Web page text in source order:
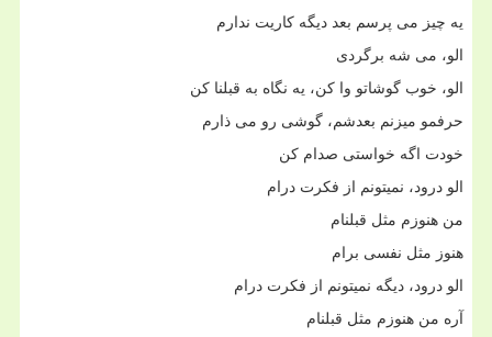
یه چیز می پرسم بعد دیگه کاریت ندارم
الو، می شه برگردی
الو، خوب گوشاتو وا کن، یه نگاه به قبلنا کن
حرفمو میزنم بعدشم، گوشی رو می ذارم
خودت اگه خواستی صدام کن
الو درود، نمیتونم از فکرت درام
من هنوزم مثل قبلنام
هنوز مثل نفسی برام
الو درود، دیگه نمیتونم از فکرت درام
آره من هنوزم مثل قبلنام